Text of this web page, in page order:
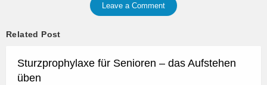
Leave a Comment
Related Post
Sturzprophylaxe für Senioren – das Aufstehen
üben